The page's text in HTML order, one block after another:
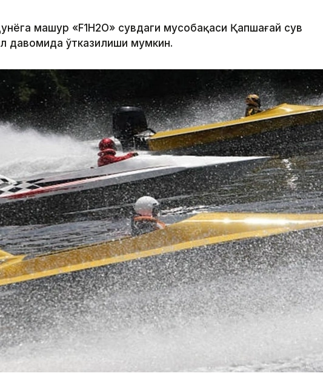
машҳур «F1H2O» сувдаги мусобақаси Қапшағай сув
давомида ўтказилиши мумкин.